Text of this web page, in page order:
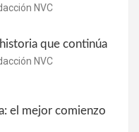
NVC
que continúa
NVC
el mejor comienzo